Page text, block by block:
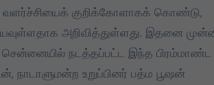
வளர்ச்சியைக் குறிக்கோளாகக் கொண்டு,
அறிவித்துள்ளது. இதனை
சென்னையில் நடத்தப்பட்ட இந்த பிரம்மாண்ட
நாடாளுமன்ற உறுப்பினர் பத்ம பூஷன்
TVK